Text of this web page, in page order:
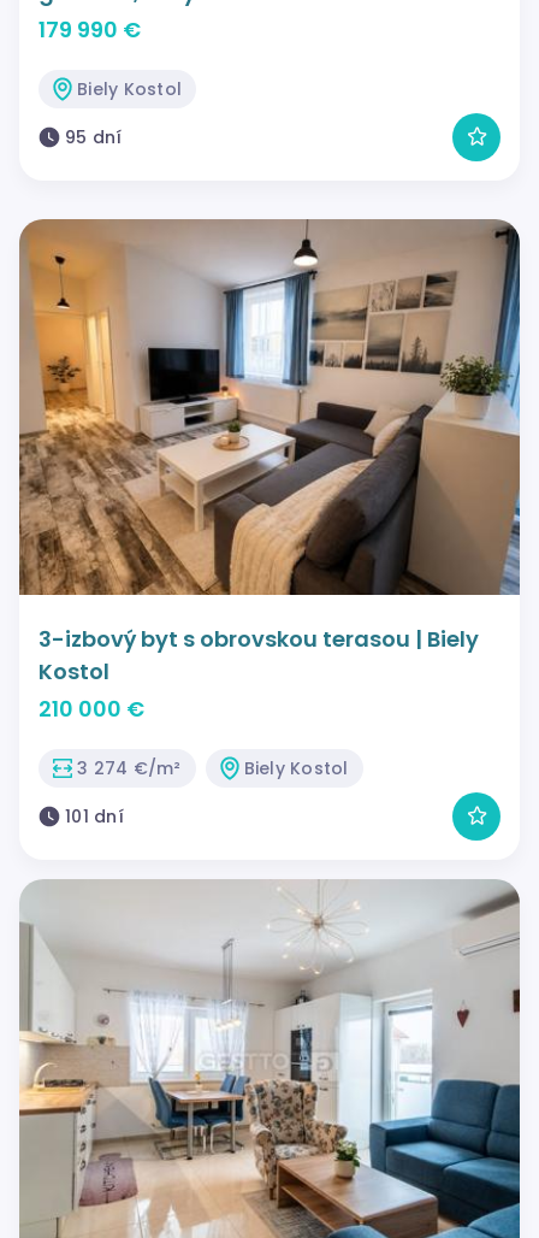
179 990 €
Biely Kostol
95 dní
3-izbový byt s obrovskou terasou | Biely
Kostol
210 000 €
3 274 €/m²
Biely Kostol
101 dní